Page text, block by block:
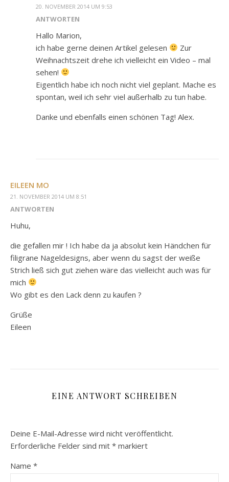
20. NOVEMBER 2014 UM 9:53
ANTWORTEN
Hallo Marion,
ich habe gerne deinen Artikel gelesen
Zur
Weihnachtszeit drehe ich vielleicht ein Video – mal
sehen!
Eigentlich habe ich noch nicht viel geplant. Mache es
spontan, weil ich sehr viel außerhalb zu tun habe.
Danke und ebenfalls einen schönen Tag! Alex.
EILEEN MO
21. NOVEMBER 2014 UM 8:51
ANTWORTEN
Huhu,
die gefallen mir ! Ich habe da ja absolut kein Händchen für
filigrane Nageldesigns, aber wenn du sagst der weiße
Strich ließ sich gut ziehen wäre das vielleicht auch was für
mich
Wo gibt es den Lack denn zu kaufen ?
Grüße
Eileen
EINE ANTWORT SCHREIBEN
Deine E-Mail-Adresse wird nicht veröffentlicht.
Erforderliche Felder sind mit * markiert
Name *